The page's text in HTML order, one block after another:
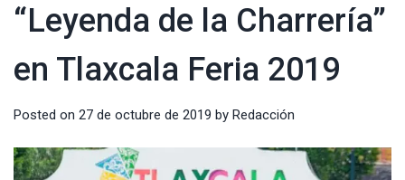
“Leyenda de la Charrería”
en Tlaxcala Feria 2019
Posted on 27 de octubre de 2019 by Redacción